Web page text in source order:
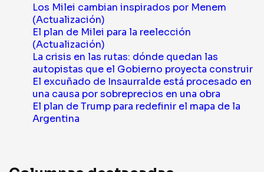
Los Milei cambian inspirados por Menem
(Actualización)
El plan de Milei para la reelección
(Actualización)
La crisis en las rutas: dónde quedan las
autopistas que el Gobierno proyecta construir
El excuñado de Insaurralde está procesado en
una causa por sobreprecios en una obra
El plan de Trump para redefinir el mapa de la
Argentina